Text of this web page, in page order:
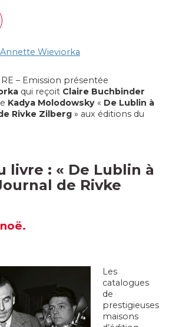
Wieviorka
– Emission présentée
qui reçoit Claire Buchbinder
Kadya Molodowsky « De Lublin à
Rivke Zilberg » aux éditions du
livre : « De Lublin à
de Rivke
Les
catalogues
de
prestigieuses
maisons